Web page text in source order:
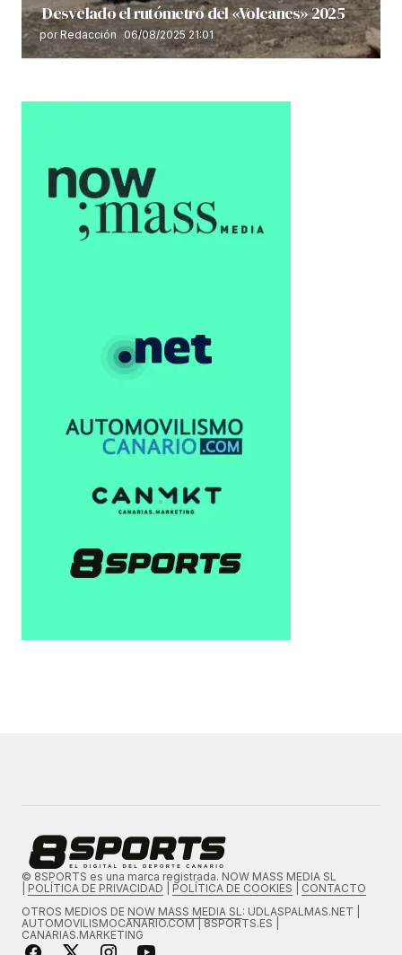
Desvelado el rutómetro del «Volcanes» 2025
por Redacción 06/08/2025 21:01
© 8SPORTS es una marca registrada. NOW MASS MEDIA SL
POLÍTICA DE PRIVACIDAD POLÍTICA DE COOKIES
CONTACTO
OTROS MEDIOS DE NOW MASS MEDIA SL: UDLASPALMAS.NET |
AUTOMOVILISMOCANARIO.COM | 8SPORTS.ES |
CANARIAS.MARKETING